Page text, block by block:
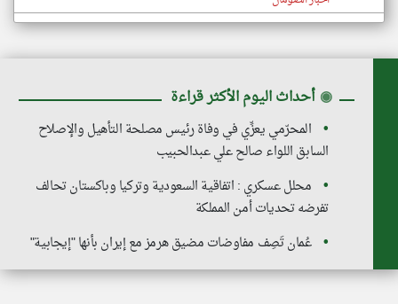
◉ أحداث اليوم الأكثر قراءة
المحرّمي يعزِّي في وفاة رئيس مصلحة التأهيل والإصلاح
السابق اللواء صالح علي عبدالحبيب
محلل عسكري : اتفاقية السعودية وتركيا وباكستان تحالف
تفرضه تحديات أمن المملكة
عُمان تَصِف مفاوضات مضيق هرمز مع إيران بأنها "إيجابية"